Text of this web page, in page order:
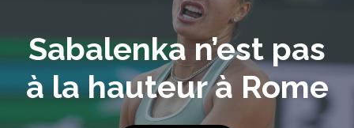
Sabalenka n’est pas
à la hauteur à Rome